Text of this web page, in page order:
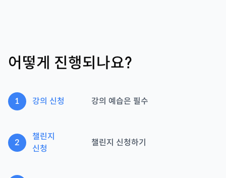
어떻게 진행되나요?
1 강의 신청 강의 예습은 필수
2
챌린지
신청
챌린지 신청하기